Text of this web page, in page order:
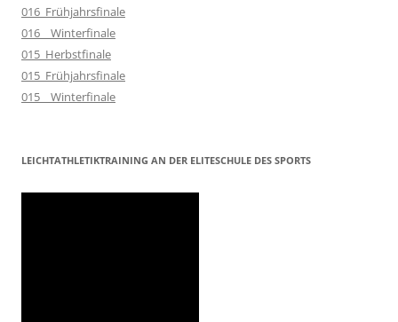
016_Frühjahrsfinale
016__Winterfinale
015_Herbstfinale
015_Frühjahrsfinale
015__Winterfinale
LEICHTATHLETIKTRAINING AN DER ELITESCHULE DES SPORTS